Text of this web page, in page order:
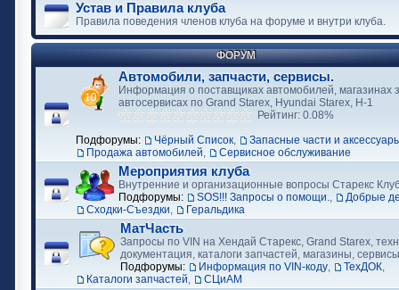
Устав и Правила клуба
Правила поведения членов клуба на форуме и внутри клуба.
ФОРУМ
Автомобили, запчасти, сервисы.
Информация о поставщиках автомобилей, магазинах
автосервисах по Grand Starex, Hyundai Starex, H-1
Рейтинг: 0.08%
Подфорумы:
Чёрный Список,
Запасные части и
Продажа автомобилей, Сервисное обслуживание
Мероприятия клуба
Внутренние и организационные вопросы Старекс
Подфорумы:
SOS!!! Запросы о помощи.,
Добрые
Сходки-Съездки, Геральдика
МатЧасть
Запросы по VIN на Хендай Старекс, Grand Starex,
документация, каталоги запчастей, магазины, сервисы
Подфорумы:
Информация по VIN-коду, ТехДОК,
Каталоги запчастей, СЦиАМ